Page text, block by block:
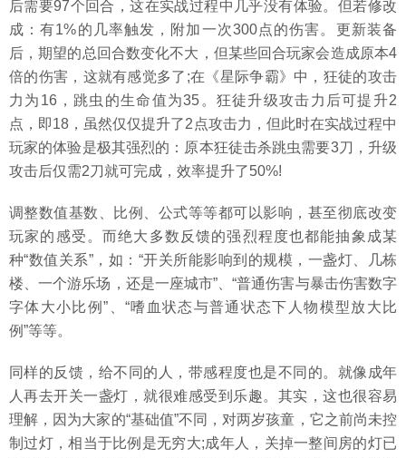
后需要97个回合，这在实战过程中几乎没有体验。但若修改
成：有1%的几率触发，附加一次300点的伤害。更新装备
后，期望的总回合数变化不大，但某些回合玩家会造成原本4
倍的伤害，这就有感觉多了;在《星际争霸》中，狂徒的攻击
力为16，跳虫的生命值为35。狂徒升级攻击力后可提升2
点，即18，虽然仅仅提升了2点攻击力，但此时在实战过程中
玩家的体验是极其强烈的：原本狂徒击杀跳虫需要3刀，升级
攻击后仅需2刀就可完成，效率提升了50%!
调整数值基数、比例、公式等等都可以影响，甚至彻底改变
玩家的感受。而绝大多数反馈的强烈程度也都能抽象成某
种“数值关系”，如：“开关所能影响到的规模，一盏灯、几栋
楼、一个游乐场，还是一座城市”、“普通伤害与暴击伤害数字
字体大小比例”、“嗜血状态与普通状态下人物模型放大比
例”等等。
同样的反馈，给不同的人，带感程度也是不同的。就像成年
人再去开关一盏灯，就很难感受到乐趣。其实，这也很容易
理解，因为大家的“基础值”不同，对两岁孩童，它之前尚未控
制过灯，相当于比例是无穷大;成年人，关掉一整间房的灯已